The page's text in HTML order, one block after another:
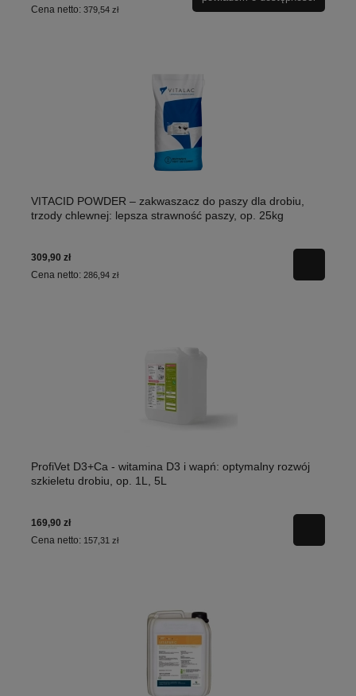
Cena netto: 379,54 zł
VITACID POWDER – zakwaszacz do paszy dla drobiu,
trzody chlewnej: lepsza strawność paszy, op. 25kg
309,90 zł
Cena netto: 286,94 zł
ProfiVet D3+Ca - witamina D3 i wapń: optymalny rozwój
szkieletu drobiu, op. 1L, 5L
169,90 zł
Cena netto: 157,31 zł